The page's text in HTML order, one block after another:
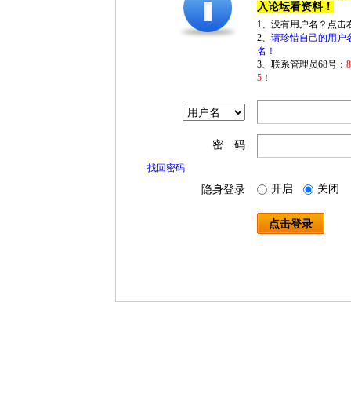
入论坛看资料！
1、没有用户名？点
2、 请珍惜自己的用户
名！
3、联系管理员68号：
5 ！
密 码
找回密码
隐身登录 开启 关闭
点击登录